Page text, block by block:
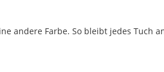
andere Farbe. So bleibt jedes Tuch